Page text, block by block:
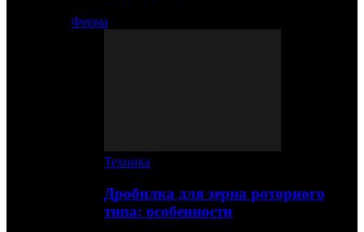
Ферма
Техника
Дробилка для зерна роторного
типа: особенности